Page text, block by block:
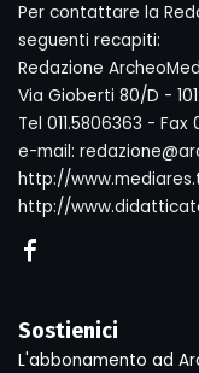
Per contattare la
seguenti recapiti:
Redazione
Via Gioberti 80/D -
Tel 011.5806363 - Fax
e-mail:
http://
http://
Sostienici
L'abbonamento ad